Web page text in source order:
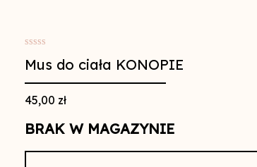
Mus do ciała KONOPIE
45,00 zł
BRAK W MAGAZYNIE